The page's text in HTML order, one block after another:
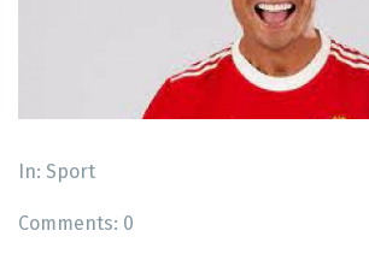
In: Sport
Comments: 0